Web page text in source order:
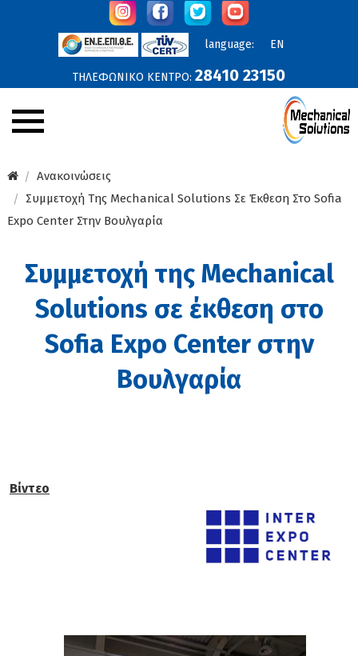
ΤΗΛΕΦΩΝΙΚΟ ΚΕΝΤΡΟ: 28410 23150
language: EN
Ανακοινώσεις
Προϊόντα
Έργα
Online Προσφορές
Downloads
Ανακοινώσεις
Συμμετοχή Της Mechanical Solutions Σε Έκθεση Στο Sofia
Expo Center Στην Βουλγαρία
Συμμετοχή της Mechanical
Solutions σε έκθεση στο
Sofia Expo Center στην
Βουλγαρία
Βίντεο